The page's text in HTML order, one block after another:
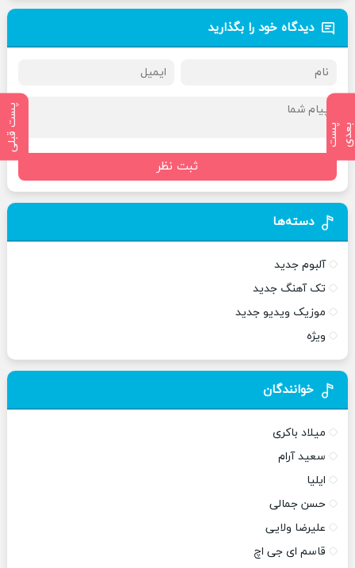
پ
س
ت
ب
ع
د ی پست قبلی
دیدگاه خود را بگذارید
ثبت نظر
دسته‌ها
آلبوم جدید
تک آهنگ جدید
موزیک ویدیو جدید
ویژه
خوانندگان
میلاد باکری
سعید آرام
ایلیا
حسن جمالی
علیرضا ولایی
قاسم ای جی اچ